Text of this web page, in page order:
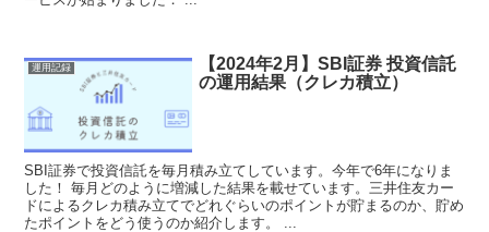
運用記録
【2024年2月】SBI証券 投資信託
の運用結果（クレカ積立）
SBI証券で投資信託を毎月積み立てしています。今年で6年になりま
した！ 毎月どのように増減した結果を載せています。三井住友カー
ドによるクレカ積み立てでどれぐらいのポイントが貯まるのか、貯め
たポイントをどう使うのか紹介します。 ...